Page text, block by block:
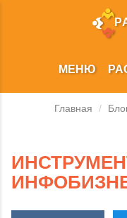
МЕНЮ
Главная /